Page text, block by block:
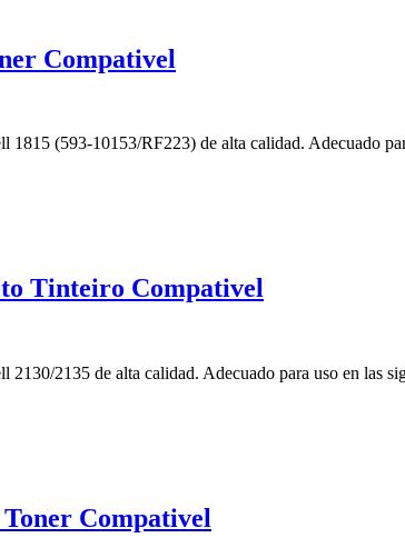
Compativel
1815 (593-10153/RF223) de alta calidad. Adecuado
Tinteiro Compativel
2130/2135 de alta calidad. Adecuado para uso en
Compativel